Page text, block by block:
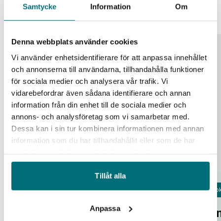
Samtycke Information Om
Denna webbplats använder cookies
Vi använder enhetsidentifierare för att anpassa innehållet
och annonserna till användarna, tillhandahålla funktioner
för sociala medier och analysera vår trafik. Vi
vidarebefordrar även sådana identifierare och annan
information från din enhet till de sociala medier och
annons- och analysföretag som vi samarbetar med.
Dessa kan i sin tur kombinera informationen med annan
information som du har tillhandahållit eller som de har
Tillåt alla
Anpassa
Alla event
25
aug